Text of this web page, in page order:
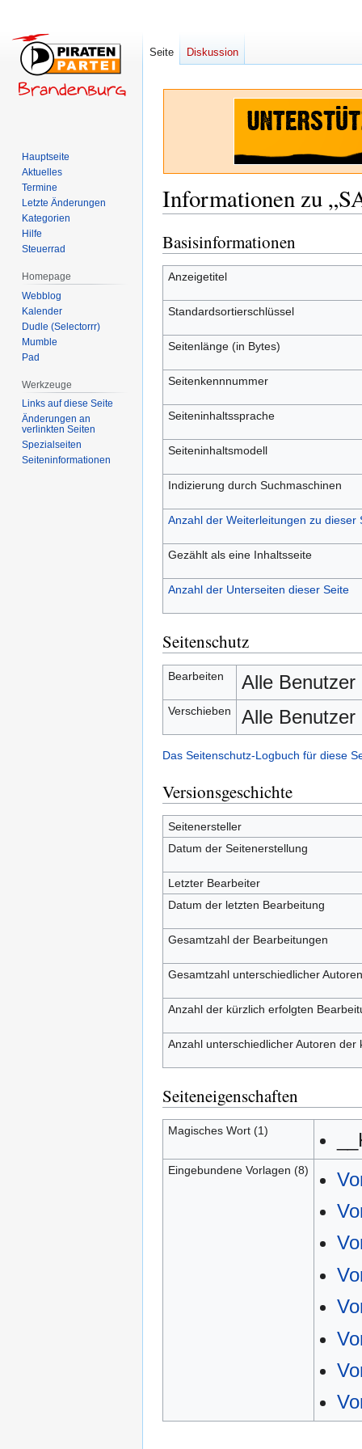
Informationen zu
Zur
Navigation
springen
Zur
Suche
springen
Basisinformationen
Anzeigetitel
Standardsortierschlüssel
Seitenlänge (in Bytes)
Seitenkennnummer
Seiteninhaltssprache
Seiteninhaltsmodell
Indizierung durch Suchmaschinen
Anzahl der Weiterleitungen zu dieser
Gezählt als eine Inhaltsseite
Anzahl der Unterseiten dieser Seite
Seitenschutz
Bearbeiten Alle Benutzer
Verschieben Alle Benutzer
Das Seitenschutz-Logbuch für diese
Versionsgeschichte
Seitenersteller
Datum der Seitenerstellung
Letzter Bearbeiter
Datum der letzten Bearbeitung
Gesamtzahl der Bearbeitungen
Gesamtzahl unterschiedlicher Autoren
Anzahl der kürzlich erfolgten
Anzahl unterschiedlicher Autoren
Seiteneigenschaften
Magisches Wort (1)
Eingebundene Vorlagen (8)
Seite Diskussion
Hauptseite
Aktuelles
Termine
Letzte Änderungen
Kategorien
Hilfe
Steuerrad
Homepage
Webblog
Kalender
Dudle (Selectorrr)
Mumble
Pad
Werkzeuge
Links auf diese Seite
Änderungen an
verlinkten Seiten
Spezialseiten
Seiten­­informationen